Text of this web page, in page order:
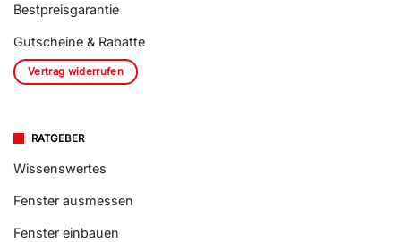
Bestpreisgarantie
Gutscheine & Rabatte
Vertrag widerrufen
RATGEBER
Wissenswertes
Fenster ausmessen
Fenster einbauen